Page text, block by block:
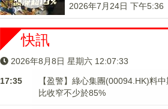
2026年7月24日 下午5:36
快訊
2026年8月8日 星期六 12:07:34
17:35
【盈警】綠心集團(00094.HK)料
比收窄不少於85%